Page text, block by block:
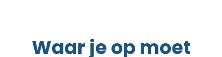
Waar je op moet